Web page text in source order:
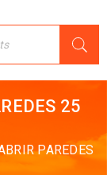
25
PAREDES